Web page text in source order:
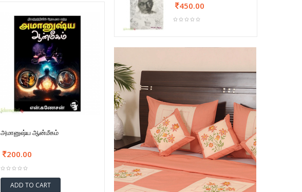
அமானுஷ்ய ஆன்மீகம்
200.00
ADD TO CART
450.00